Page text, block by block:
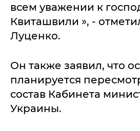
всем уважении к
Квиташвили », -
Луценко.
Он также заявил, что
планируется
состав Кабинета
Украины.